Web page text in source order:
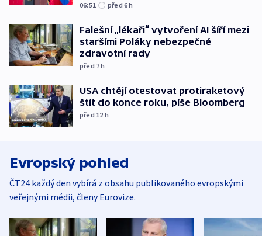
06:51 před 6h
Falešní „lékaři“ vytvoření AI šíří mezi
staršími Poláky nebezpečné
zdravotní rady
před 7h
USA chtějí otestovat protiraketový
štít do konce roku, píše Bloomberg
před 12 h
Evropský pohled
ČT24 každý den vybírá z obsahu publikovaného evropskými
veřejnými médii, členy Eurovize.